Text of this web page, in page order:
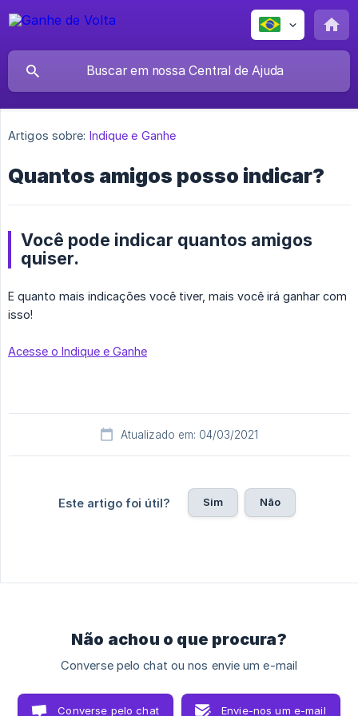
Artigos sobre: Indique e Ganhe
Quantos amigos posso indicar?
Você pode indicar quantos amigos
quiser.
E quanto mais indicações você tiver, mais você irá ganhar com
isso!
Acesse o Indique e Ganhe
Atualizado em: 04/03/2021
Este artigo foi útil? Sim Não
Não achou o que procura?
Converse pelo chat ou nos envie um e-mail
Converse pelo chat Envie-nos um e-mail